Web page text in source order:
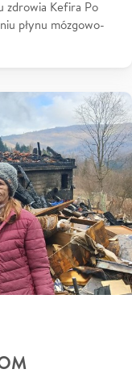
zdrowia Kefira Po
płynu mózgowo-